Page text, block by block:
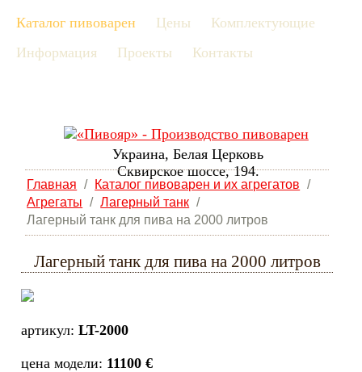
Каталог пивоварен Цены
Комплектующие
Информация
Проекты Контакты
Украина, Белая Церковь
Сквирское шоссе, 194.
Главная / Каталог пивоварен и их агрегатов
/
Агрегаты
/ Лагерный танк /
Лагерный танк для пива на 2000 литров
Лагерный танк для пива на 2000 литров
артикул:LT-2000
цена модели: 11100 €